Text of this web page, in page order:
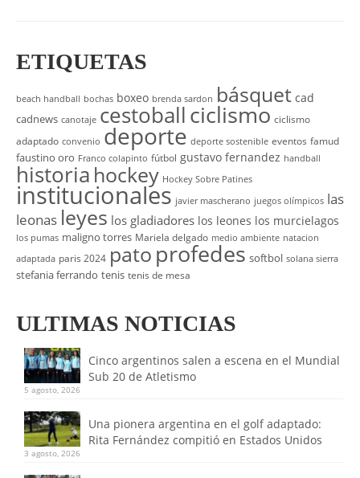
ETIQUETAS
beach handball bochas boxeo brenda sardon básquet cad
cadnews canotaje cestoballciclismo ciclismo
adaptado convenio deporte deporte sostenible eventos famud
faustino oro Franco colapinto fútbol gustavo fernandez handball
historia hockey Hockey Sobre Patines
institucionales javier mascherano juegos olímpicos las
leonas leyes los gladiadores los leones los murcielagos
los pumas maligno torres Mariela delgado medio ambiente natacion
adaptada paris 2024 pato profedes softbol solana sierra
stefania ferrando tenis tenis de mesa
ULTIMAS NOTICIAS
Cinco argentinos salen a escena en el Mundial
Sub 20 de Atletismo
5 agosto, 2026
Una pionera argentina en el golf adaptado:
Rita Fernández compitió en Estados Unidos
3 agosto, 2026